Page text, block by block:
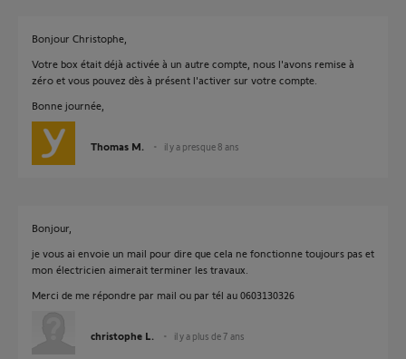
Bonjour Christophe,
Votre box était déjà activée à un autre compte, nous l'avons remise à
zéro et vous pouvez dès à présent l'activer sur votre compte.
Bonne journée,
Thomas M. il y a presque 8 ans
Bonjour,
je vous ai envoie un mail pour dire que cela ne fonctionne toujours pas et
mon électricien aimerait terminer les travaux.
Merci de me répondre par mail ou par tél au 0603130326
christophe L. il y a plus de 7 ans